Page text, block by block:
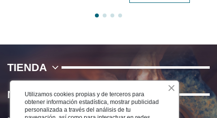
TIENDA
NOSOTROS
Utilizamos cookies propias y de terceros para
obtener información estadística, mostrar publicidad
personalizada a través del análisis de tu